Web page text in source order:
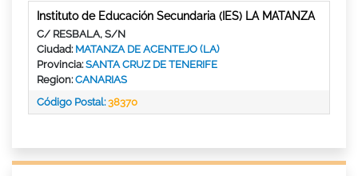
Instituto de Educación Secundaria (IES) LA MATANZA
C/ RESBALA, S/N
Ciudad: MATANZA DE ACENTEJO (LA)
Provincia:SANTA CRUZ DE TENERIFE
Region:CANARIAS
Código Postal:38370